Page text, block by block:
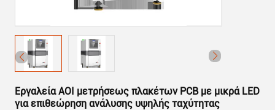
Εργαλεία AOI μετρήσεως πλακέτων PCB με μικρά LED
για επιθεώρηση ανάλυσης υψηλής ταχύτητας